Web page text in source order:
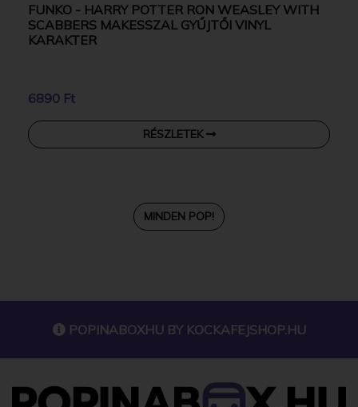
FUNKO - HARRY POTTER RON WEASLEY WITH
SCABBERS MAKESSZAL GYŰJTŐI VINYL
KARAKTER
6890 Ft
RÉSZLETEK
MINDEN POP!
POPINABOXHU BY KOCKAFEJSHOP.HU